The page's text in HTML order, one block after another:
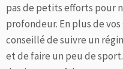
pas de petits efforts pour
profondeur. En plus de
conseillé de suivre un
et de faire un peu de